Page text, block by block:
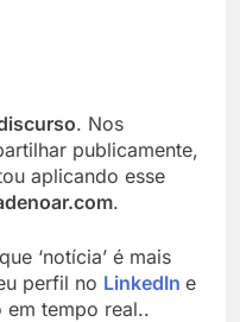
. Nos
publicamente,
aplicando esse
.
‘notícia’ é mais
perfil no LinkedIn e
em tempo real..